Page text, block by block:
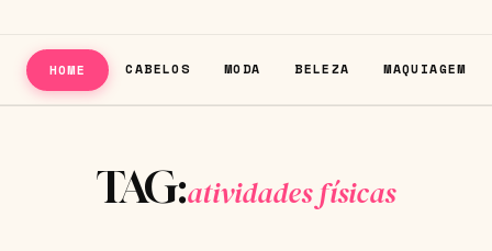
HOME CABELOS MODA BELEZA MAQUIAGEM
TAG:atividades físicas